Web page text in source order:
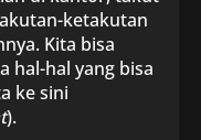
ketakutan
Kita bisa
hal-hal yang bisa
ke sini
).